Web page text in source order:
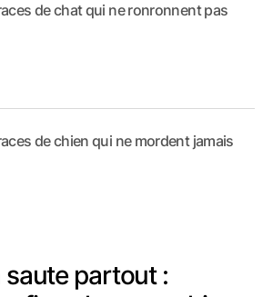
partout :
de chat qui ne ronronnent pas
de chien qui ne mordent jamais